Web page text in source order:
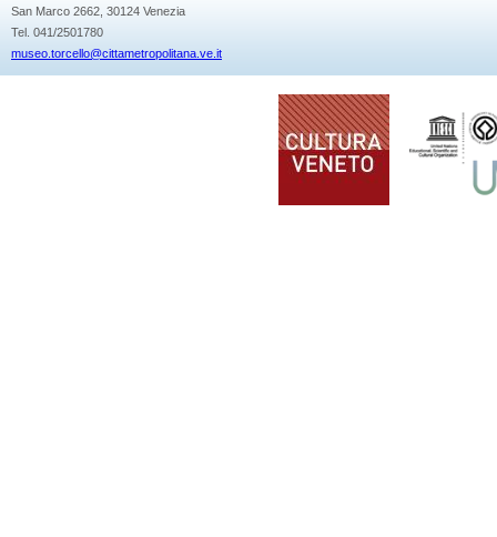
San Marco 2662, 30124 Venezia
Tel. 041/2501780
museo.torcello@cittametropolitana.ve.it